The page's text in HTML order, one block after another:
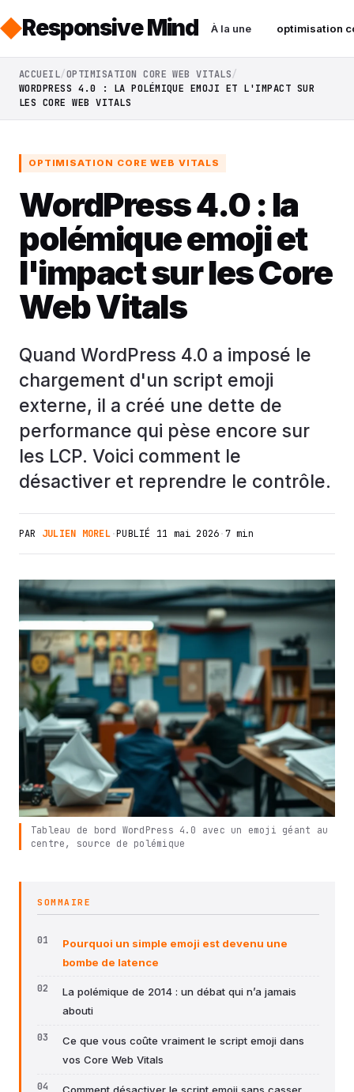
Responsive Mind À la une optimisation
ACCUEIL OPTIMISATION CORE WEB VITALS
WORDPRESS 4.0 : LA POLÉMIQUE EMOJI ET L'IMPACT SUR
LES CORE WEB VITALS
OPTIMISATION CORE WEB VITALS
WordPress 4.0 : la
polémique emoji et
l'impact sur les Core
Web Vitals
Quand WordPress 4.0 a imposé le
chargement d'un script emoji
externe, il a créé une dette de
performance qui pèse encore sur
les LCP. Voici comment le
désactiver et reprendre le contrôle.
PAR JULIEN MOREL·PUBLIÉ 11 mai 2026·7 min
Tableau de bord WordPress 4.0 avec un emoji géant au
centre, source de polémique
SOMMAIRE
Pourquoi un simple emoji est devenu une
bombe de latence
La polémique de 2014 : un débat qui n’a jamais
abouti
Ce que vous coûte vraiment le script emoji dans
vos Core Web Vitals